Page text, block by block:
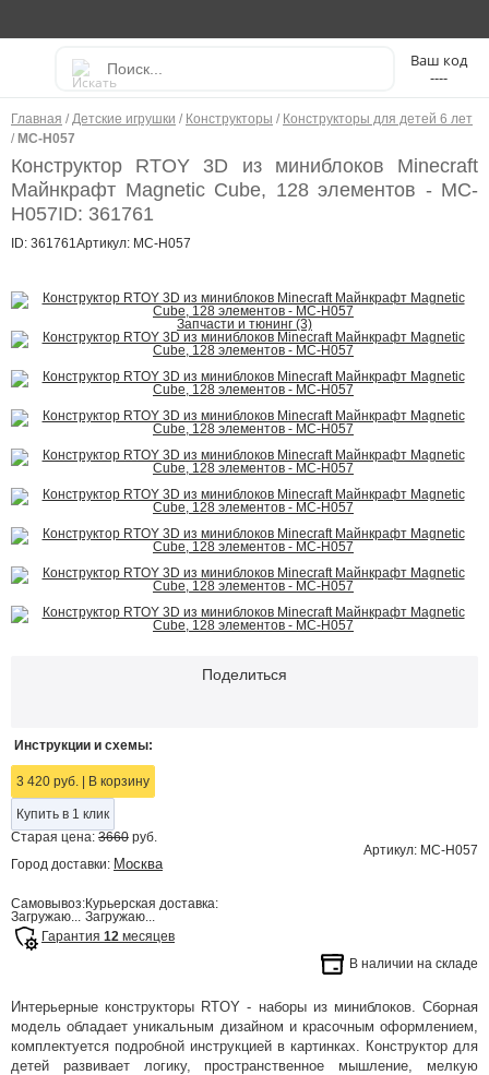
----
Главная / Детские игрушки / Конструкторы / Конструкторы для детей 6 лет
/ MC-H057
Конструктор RTOY 3D из миниблоков Minecraft
Майнкрафт Magnetic Cube, 128 элементов - MC-
H057ID: 361761
ID: 361761Артикул: MC-H057
Запчасти и тюнинг (3)
Поделиться
Инструкции и схемы:
3 420 руб. В корзину
Купить в 1 клик
Старая цена: 3660 руб.
Артикул: MC-H057
Город доставки: Москва
Самовывоз:
Загружаю...
Курьерская доставка:
Загружаю...
Гарантия 12 месяцев
В наличии на складе
Интерьерные конструкторы RTOY - наборы из миниблоков. Сборная
модель обладает уникальным дизайном и красочным оформлением,
комплектуется подробной инструкцией в картинках. Конструктор для
детей развивает логику, пространственное мышление, мелкую